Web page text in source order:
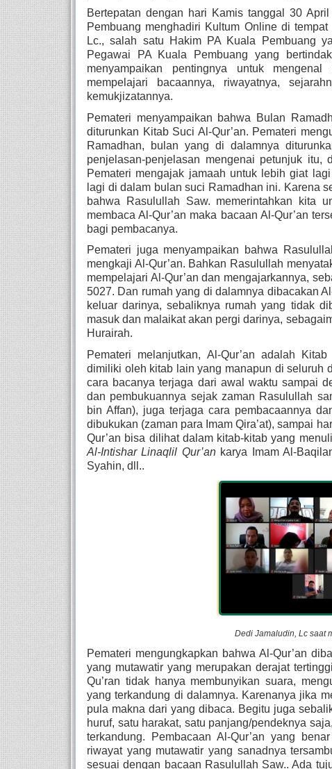
Bertepatan dengan hari Kamis tanggal 30
Pembuang menghadiri Kultum Online di
Lc., salah satu Hakim PA Kuala Pembuang
Pegawai PA Kuala Pembuang yang
menyampaikan pentingnya untuk
mempelajari bacaannya, riwayatnya,
kemukjizatannya.
Pemateri menyampaikan bahwa Bulan
diturunkan Kitab Suci Al-Qur’an. Pemateri
Ramadhan, bulan yang di dalamnya
penjelasan-penjelasan mengenai petunjuk
Pemateri mengajak jamaah untuk lebih giat
lagi di dalam bulan suci Ramadhan ini. Karena
bahwa Rasulullah Saw. memerintahkan kita
membaca Al-Qur’an maka bacaan Al-Qur’an
bagi pembacanya.
Pemateri juga menyampaikan bahwa
mengkaji Al-Qur’an. Bahkan Rasulullah
mempelajari Al-Qur’an dan mengajarkannya,
5027. Dan rumah yang di dalamnya dibacakan
keluar darinya, sebaliknya rumah yang tidak
masuk dan malaikat akan pergi darinya,
Hurairah.
Pemateri melanjutkan, Al-Qur’an adalah
dimiliki oleh kitab lain yang manapun di seluruh
cara bacanya terjaga dari awal waktu sampai
dan pembukuannya sejak zaman Rasulullah
bin Affan), juga terjaga cara pembacaannya
dibukukan (zaman para Imam Qira’at), sampai
Al-Intishar Linaqlil Qur’an karya Imam Al-
Syahin, dll..
Dedi Jamaludin, Lc saat
Pemateri mengungkapkan bahwa Al-Qur’an
yang mutawatir yang merupakan derajat
Qu’ran tidak hanya membunyikan suara,
yang terkandung di dalamnya. Karenanya jika
pula makna dari yang dibaca. Begitu juga
huruf, satu harakat, satu panjang/pendeknya
terkandung. Pembacaan Al-Qur’an yang
riwayat yang mutawatir yang sanadnya
sesuai dengan bacaan Rasulullah Saw.. Ada